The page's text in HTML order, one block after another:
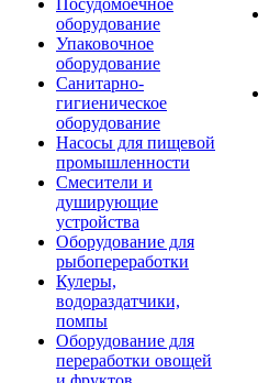
Посудомоечное
оборудование
Упаковочное
оборудование
Санитарно-
гигиеническое
оборудование
Насосы для пищевой
промышленности
Смесители и
душирующие
устройства
Оборудование для
рыбопереработки
Кулеры,
водораздатчики,
помпы
Оборудование для
переработки овощей